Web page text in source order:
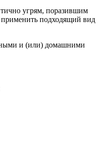
угрям, поразившим
применить подходящий вид
и (или) домашними